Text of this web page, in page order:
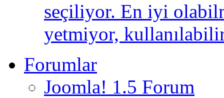
seçiliyor. En iyi
yetmiyor,
Forumlar
Joomla! 1.5 Forum